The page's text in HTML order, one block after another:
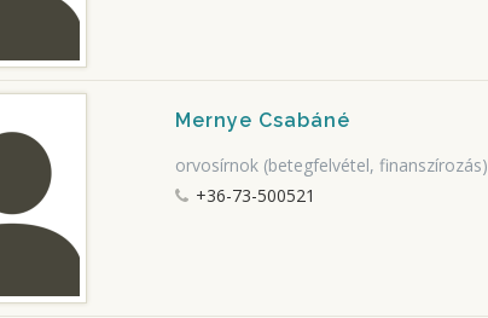
Mernye Csabáné
orvosírnok (betegfelvétel, finanszírozás)
+36-73-500521